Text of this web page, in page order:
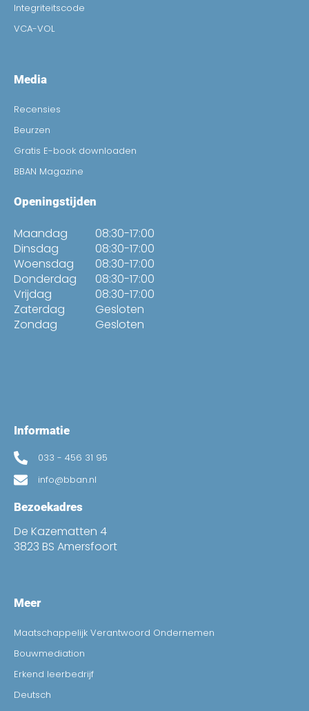
Integriteitscode
VCA-VOL
Media
Recensies
Beurzen
Gratis E-book downloaden
BBAN Magazine
Openingstijden
Maandag
Dinsdag
Woensdag
Donderdag
Vrijdag
Zaterdag
Zondag
08:30-17:00
08:30-17:00
08:30-17:00
08:30-17:00
08:30-17:00
Gesloten
Gesloten
Informatie
033 - 456 31 95
info@bban.nl
Bezoekadres
De Kazematten 4
3823 BS Amersfoort
Meer
Maatschappelijk Verantwoord Ondernemen
Bouwmediation
Erkend leerbedrijf
Deutsch